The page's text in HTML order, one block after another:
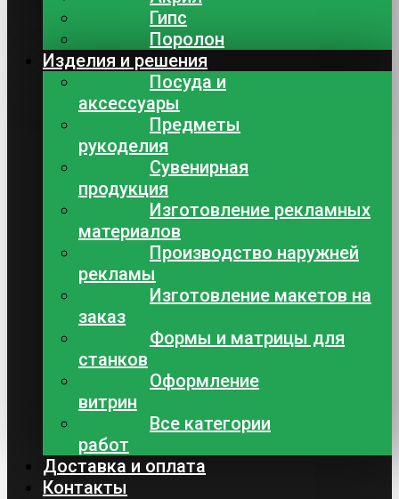
Гипс
Поролон
Изделия и решения
Посуда и
аксессуары
Предметы
рукоделия
Сувенирная
продукция
Изготовление рекламных
материалов
Производство наружней
рекламы
Изготовление макетов на
заказ
Формы и матрицы для
станков
Оформление
витрин
Все категории
работ
Доставка и оплата
Контакты